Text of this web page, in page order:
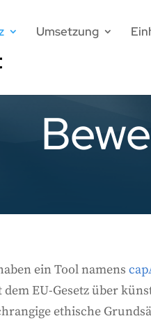
Umsetzung
ein Tool namens
EU-Gesetz über
ethische